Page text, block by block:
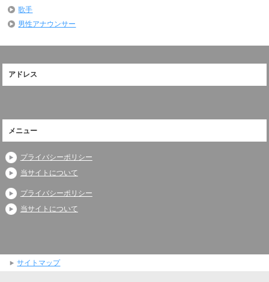
歌手
男性アナウンサー
アドレス
メニュー
プライバシーポリシー
当サイトについて
プライバシーポリシー
当サイトについて
サイトマップ